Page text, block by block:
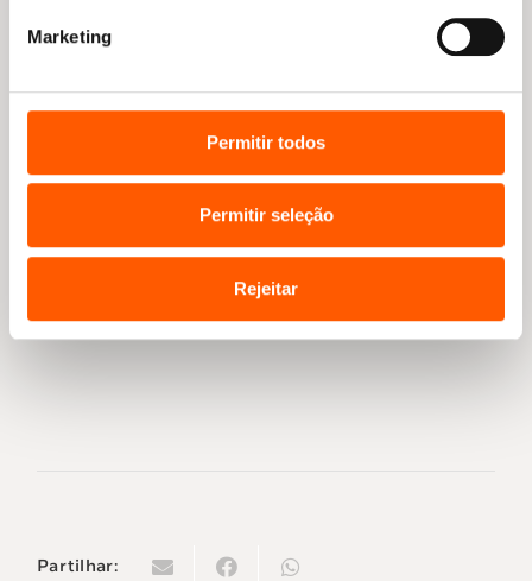
Marketing
Permitir todos
Permitir seleção
Rejeitar
farão pelo povo iraniano, mas a sociedade
civil no Ocidente, essa, está empenhada em
maior parte dos artistas que participaram
haverá por parte de um artista do que a sua
arte?”.
preparados para ler com empenho e manter
viva a luta destas mulheres?
Partilhar: